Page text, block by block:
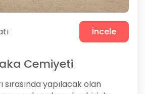
İncele
Cemiyeti
sırasında yapılacak olan